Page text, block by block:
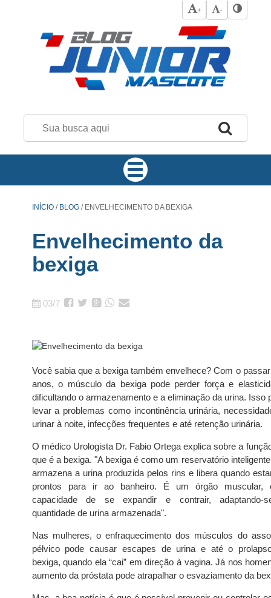
+ -
INÍCIO / BLOG /ENVELHECIMENTO DA BEXIGA
Envelhecimento da
bexiga
03/7
Você sabia que a bexiga também envelhece? Com o
anos, o músculo da bexiga pode perder força e
dificultando o armazenamento e a eliminação da urina. Isso
levar a problemas como incontinência urinária,
urinar à noite, infecções frequentes e até retenção urinária.
O médico Urologista Dr. Fabio Ortega explica sobre a
que é a bexiga. "A bexiga é como um reservatório
armazena a urina produzida pelos rins e libera quando
prontos para ir ao banheiro. É um órgão muscular,
capacidade de se expandir e contrair, adaptando-
quantidade de urina armazenada".
Nas mulheres, o enfraquecimento dos músculos do
pélvico pode causar escapes de urina e até o
bexiga, quando ela “cai” em direção à vagina. Já nos
aumento da próstata pode atrapalhar o esvaziamento da